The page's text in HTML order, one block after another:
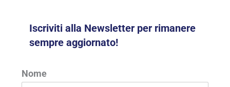
Iscriviti alla Newsletter per rimanere
sempre aggiornato!
Nome